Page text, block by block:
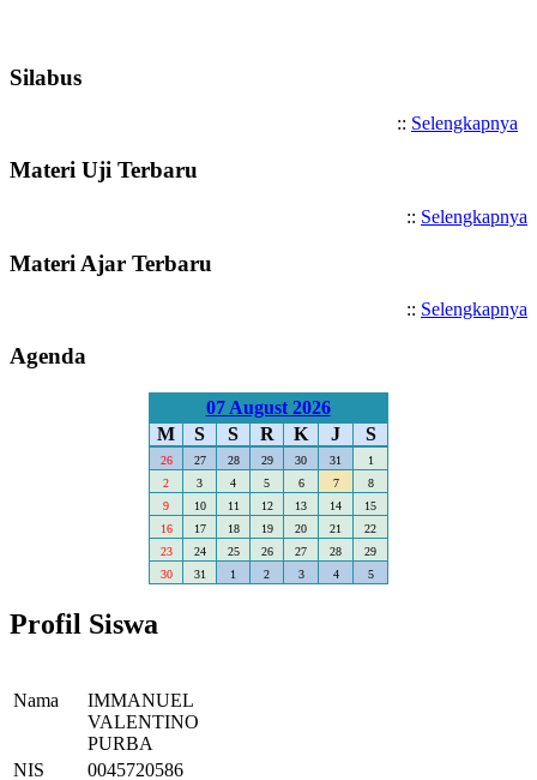
Silabus
:: Selengkapnya
Materi Uji Terbaru
:: Selengkapnya
Materi Ajar Terbaru
:: Selengkapnya
Agenda
07 August 2026
M
S S R K J S
26 27 28 29 30 31
1
2
3 4 5 6 7
8
9
10 11 12 13 14
15
16
17 18 19 20 21
22
23
24 25 26 27 28
29
30
31 1 2 3 4 5
Profil Siswa
Nama
IMMANUEL
VALENTINO
PURBA
NIS
0045720586